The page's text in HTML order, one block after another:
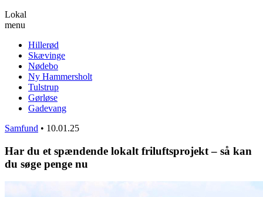
Lokal
menu
Hillerød
Skævinge
Nødebo
Ny Hammersholt
Tulstrup
Gørløse
Gadevang
Samfund • 10.01.25
Har du et spændende lokalt friluftsprojekt – så kan
du søge penge nu